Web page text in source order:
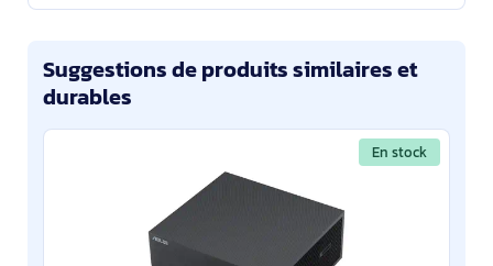
Suggestions de produits similaires et
durables
En stock